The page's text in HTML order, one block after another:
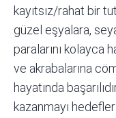
kayıtsız/rahat bir
güzel eşyalara,
paralarını kolayca
ve akrabalarına
hayatında
kazanmayı